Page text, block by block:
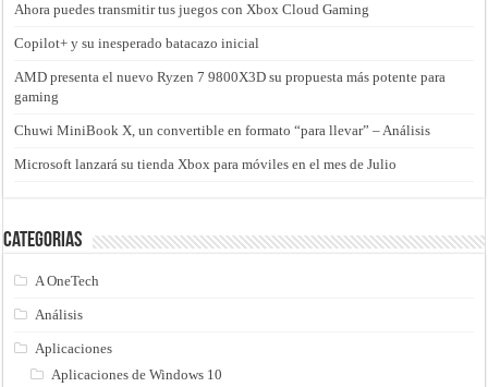
Ahora puedes transmitir tus juegos con Xbox Cloud Gaming
Copilot+ y su inesperado batacazo inicial
AMD presenta el nuevo Ryzen 7 9800X3D su propuesta más potente para
gaming
Chuwi MiniBook X, un convertible en formato “para llevar” – Análisis
Microsoft lanzará su tienda Xbox para móviles en el mes de Julio
Categorias
A OneTech
Análisis
Aplicaciones
Aplicaciones de Windows 10